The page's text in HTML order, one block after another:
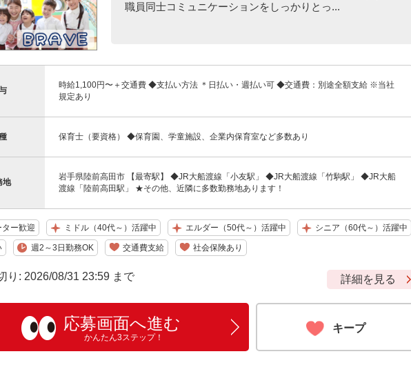
職員同士コミュニケーションをしっかりとっ...
時給1,100円〜＋交通費 ◆支払い方法 ＊日払い・週払い可 ◆交通費：別途全額支給 ※当社
規定あり
保育士（要資格） ◆保育園、学童施設、企業内保育室など多数あり
地
岩手県陸前高田市 【最寄駅】 ◆JR大船渡線「小友駅」 ◆JR大船渡線「竹駒駅」 ◆JR大船
渡線「陸前高田駅」 ★その他、近隣に多数勤務地あります！
ター歓迎 ミドル（40代～）活躍中 エルダー（50代～）活躍中 シニア（60代～）活躍中
週2～3日勤務OK 交通費支給 社会保険あり
り: 2026/08/31 23:59 まで 詳細を見る
応募画面へ進む
かんたん3ステップ！
キープ